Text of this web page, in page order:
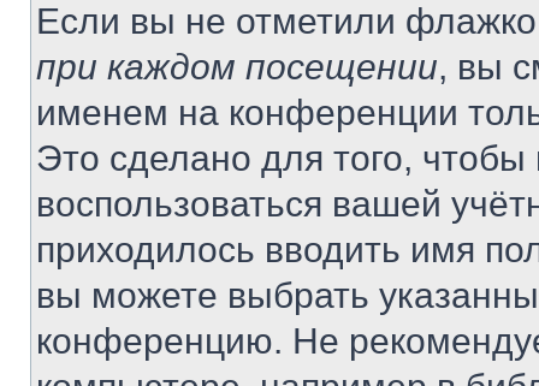
Если вы не отметили
при каждом посещении, вы
именем на конференции
Это сделано для того, чтобы
воспользоваться вашей
приходилось вводить имя
вы можете выбрать
конференцию. Не